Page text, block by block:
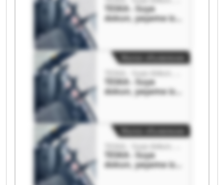
TESKA - Suya
dokun, yaşama iz
bırak. TESKA - Suya
bırak.
TESKA - Suya
dokun, yaşama iz
bırak. TESKA - Suya
bırak.
TESKA - Suya
dokun, yaşama iz
bırak. TESKA - Suya